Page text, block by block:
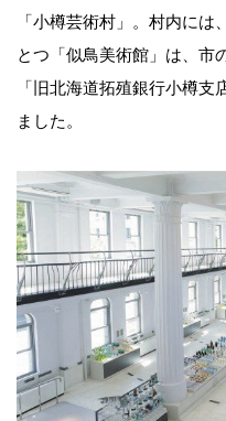
「小樽芸術村」。村内に
とつ「似鳥美術館」は、市
「旧北海道拓殖銀行小樽
ました。